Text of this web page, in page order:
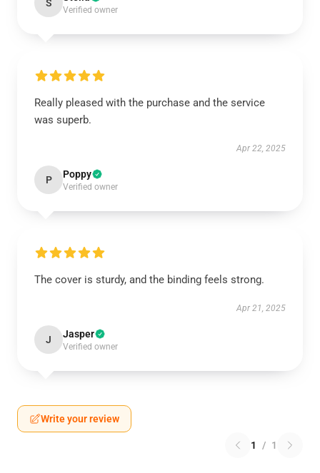
S
Verified owner
Really pleased with the purchase and the service
was superb.
Apr 22, 2025
P Poppy
Verified owner
The cover is sturdy, and the binding feels strong.
Apr 21, 2025
J Jasper
Verified owner
Write your review
1 / 1